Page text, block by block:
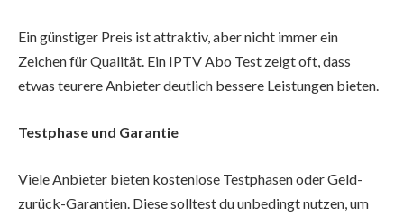
Ein günstiger Preis ist attraktiv, aber nicht immer ein
Zeichen für Qualität. Ein IPTV Abo Test zeigt oft, dass
etwas teurere Anbieter deutlich bessere Leistungen bieten.
Testphase und Garantie
Viele Anbieter bieten kostenlose Testphasen oder Geld-
zurück-Garantien. Diese solltest du unbedingt nutzen, um